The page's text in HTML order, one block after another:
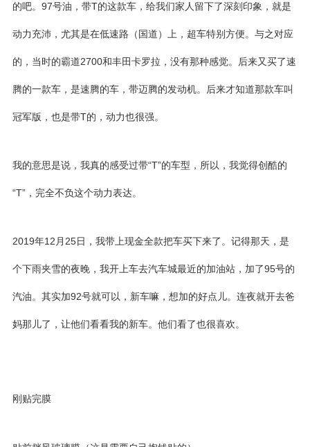
的吧。97号油，带T的这款车，给我们家人留下了深刻印象，就是
动力充沛，尤其是在低速路（国道）上，超车特别方便。与之对应
的，当时的霸道2700和丰田卡罗拉，没有那种感觉。后来又买了速
腾的一款车，是速腾的车，带迈腾的发动机。后来才知道那款车叫
冠军版，也是带T的，动力也很强。
我的意思是说，我真的感受过带“T”的车型，所以，我觉得创酷的
“T”，完全不负这个动力表达。
2019年12月25日，我带上现金全款把车买下来了。记得那天，是
个下雨夹雪的夜晚，我开上车去汽车城最近的加油站，加了95号的
汽油。其实加92号就可以，新车嘛，想加的好点儿。连夜就开去爸
妈那儿了，让他们看看我的新车。他们看了也很喜欢。
刚贴完膜